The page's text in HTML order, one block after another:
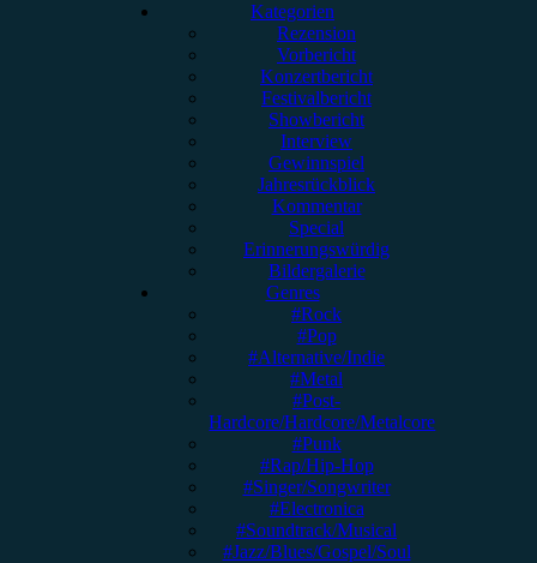
Kategorien
Rezension
Vorbericht
Konzertbericht
Festivalbericht
Showbericht
Interview
Gewinnspiel
Jahresrückblick
Kommentar
Special
Erinnerungswürdig
Bildergalerie
Genres
#Rock
#Pop
#Alternative/Indie
#Metal
#Post-
Hardcore/Hardcore/Metalcore
#Punk
#Rap/Hip-Hop
#Singer/Songwriter
#Electronica
#Soundtrack/Musical
#Jazz/Blues/Gospel/Soul